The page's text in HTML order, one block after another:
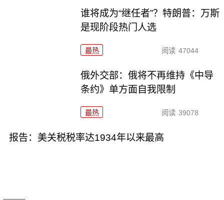
谁将成为“继任者”？特朗普：万斯
是现阶段热门人选
最热 阅读 47044
俄外交部：俄将不再维持《中导
条约》单方面自我限制
最热 阅读 39078
报告：美关税税率达1934年以来最高